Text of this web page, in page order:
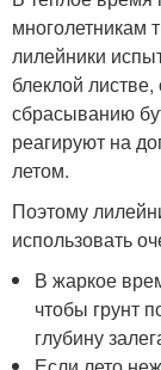
многолетникам
лилейники
блеклой
сбрасыванию
реагируют на
летом.
Поэтому
использовать
В жаркое
чтобы грунт
глубину